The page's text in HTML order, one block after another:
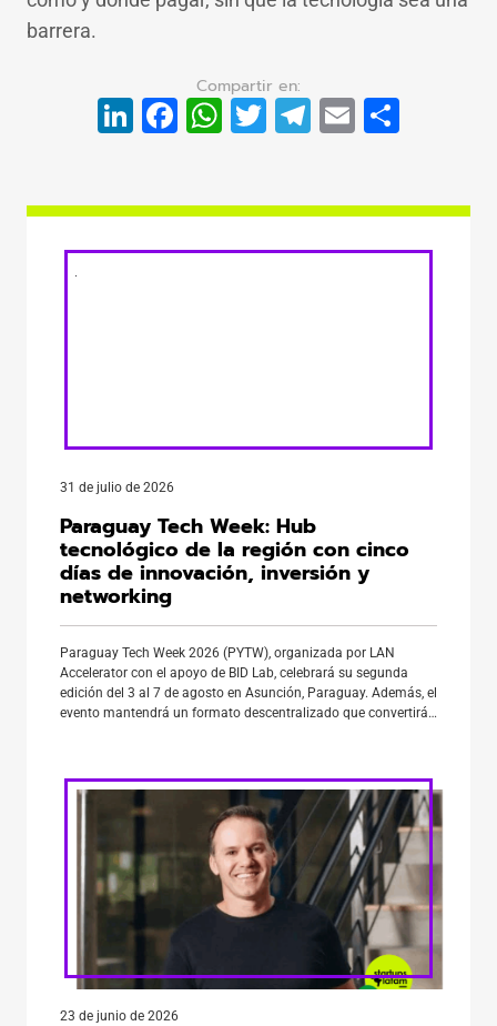
barrera.
LinkedIn
Facebook
WhatsApp
Twitter
Telegram
Email
31 de julio de 2026
Paraguay Tech Week: Hub
tecnológico de la región con cinco
días de innovación, inversión y
networking
Paraguay Tech Week 2026 (PYTW), organizada por LAN
Accelerator con el apoyo de BID Lab, celebrará su segunda
edición del 3 al 7 de agosto en Asunción, Paraguay. Además, el
evento mantendrá un formato descentralizado que convertirá
23 de junio de 2026